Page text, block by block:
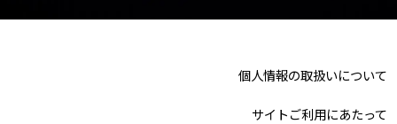
個人情報の取扱いについて
サイトご利用にあたって